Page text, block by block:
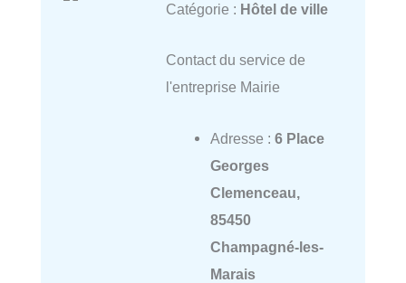
Catégorie : Hôtel de ville
Contact du service de
l'entreprise Mairie
Adresse : 6 Place
Georges
Clemenceau,
85450
Champagné-les-
Marais